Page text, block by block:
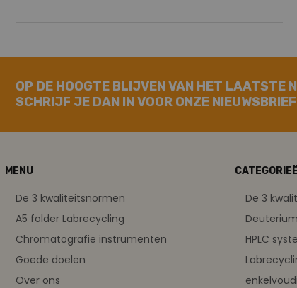
OP DE HOOGTE BLIJVEN VAN HET LAATSTE
SCHRIJF JE DAN IN VOOR ONZE
MENU
De 3 kwaliteitsnormen
A5 folder Labrecycling
Chromatografie instrumenten
Goede doelen
Over ons
De 3
HPLC